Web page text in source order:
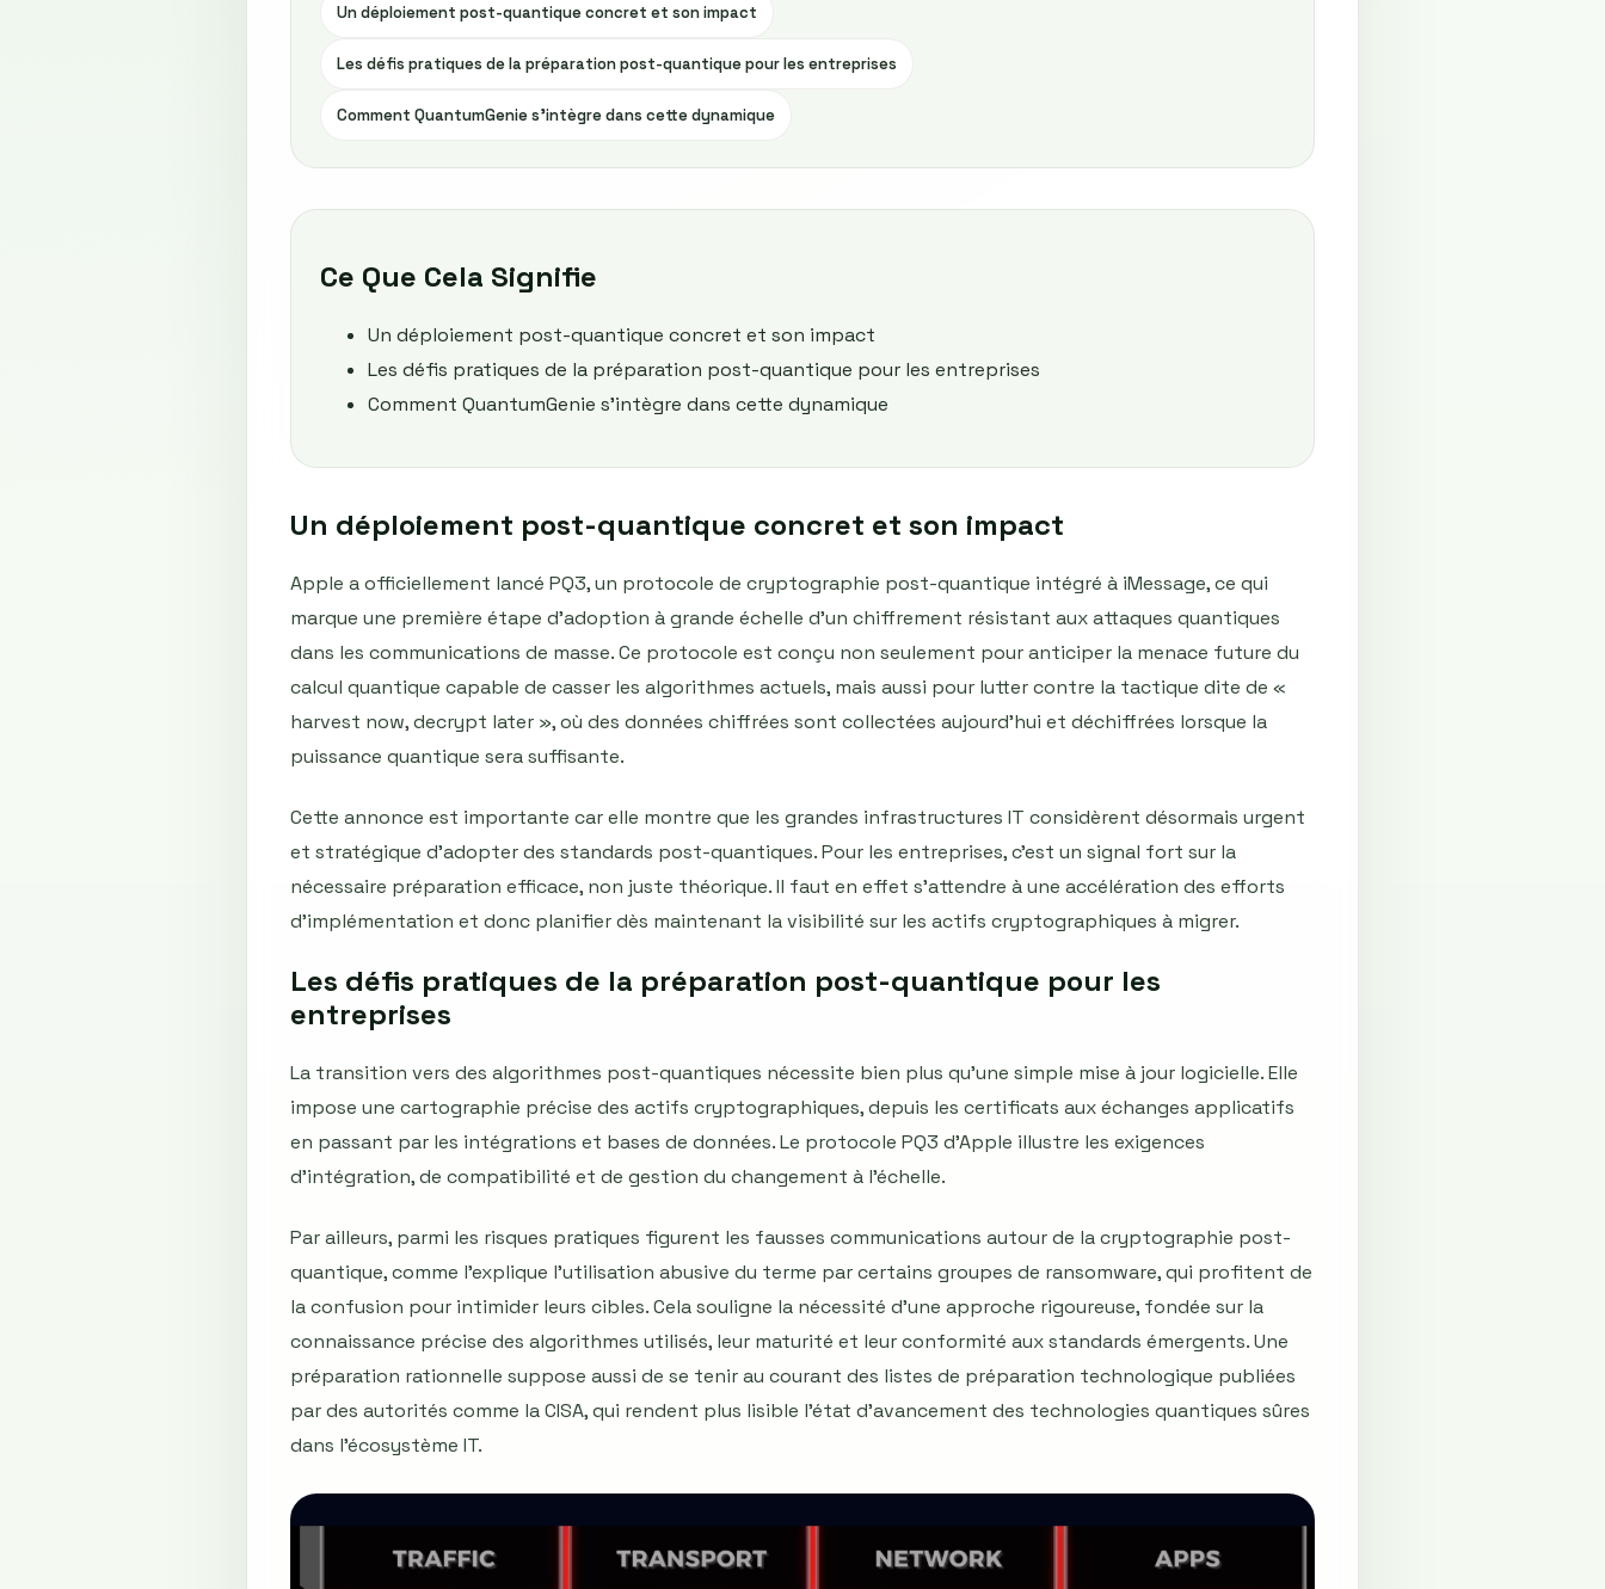
Un déploiement post-quantique concret et son impact
Les défis pratiques de la préparation post-quantique pour les entreprises
Comment QuantumGenie s’intègre dans cette dynamique
Ce Que Cela Signifie
Un déploiement post-quantique concret et son impact
Les défis pratiques de la préparation post-quantique pour les entreprises
Comment QuantumGenie s’intègre dans cette dynamique
Un déploiement post-quantique concret et son impact
Apple a officiellement lancé PQ3, un protocole de cryptographie post-quantique intégré à iMessage, ce qui
marque une première étape d’adoption à grande échelle d’un chiffrement résistant aux attaques quantiques
dans les communications de masse. Ce protocole est conçu non seulement pour anticiper la menace future du
calcul quantique capable de casser les algorithmes actuels, mais aussi pour lutter contre la tactique dite de «
harvest now, decrypt later », où des données chiffrées sont collectées aujourd’hui et déchiffrées lorsque la
puissance quantique sera suffisante.
Cette annonce est importante car elle montre que les grandes infrastructures IT considèrent désormais urgent
et stratégique d’adopter des standards post-quantiques. Pour les entreprises, c’est un signal fort sur la
nécessaire préparation efficace, non juste théorique. Il faut en effet s’attendre à une accélération des efforts
d’implémentation et donc planifier dès maintenant la visibilité sur les actifs cryptographiques à migrer.
Les défis pratiques de la préparation post-quantique pour les
entreprises
La transition vers des algorithmes post-quantiques nécessite bien plus qu’une simple mise à jour logicielle. Elle
impose une cartographie précise des actifs cryptographiques, depuis les certificats aux échanges applicatifs
en passant par les intégrations et bases de données. Le protocole PQ3 d’Apple illustre les exigences
d’intégration, de compatibilité et de gestion du changement à l’échelle.
Par ailleurs, parmi les risques pratiques figurent les fausses communications autour de la cryptographie post-
quantique, comme l’explique l’utilisation abusive du terme par certains groupes de ransomware, qui profitent de
la confusion pour intimider leurs cibles. Cela souligne la nécessité d’une approche rigoureuse, fondée sur la
connaissance précise des algorithmes utilisés, leur maturité et leur conformité aux standards émergents. Une
préparation rationnelle suppose aussi de se tenir au courant des listes de préparation technologique publiées
par des autorités comme la CISA, qui rendent plus lisible l’état d’avancement des technologies quantiques sûres
dans l’écosystème IT.